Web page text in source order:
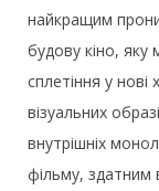
найкращим
будову кіно, яку
сплетіння у нові
візуальних
внутрішніх
фільму, здатним